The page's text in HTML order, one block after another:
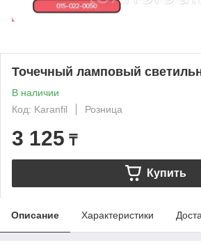
Точечный ламповый
В наличии
Код: Karanfil
Розница
3 125 ₸
Купить
Описание Характеристики